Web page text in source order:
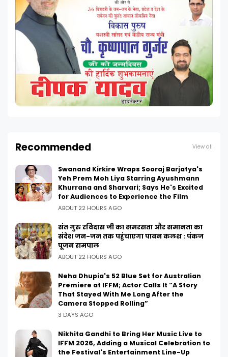
Recommended View all
Swanand Kirkire Wraps Sooraj Barjatya's
Yeh Prem Moh Liya Starring Ayushmann
Khurrana and Sharvari; Says He's Excited
for Audiences to Experience the Film
ABOUT 22 HOURS AGO
संत गुरु रविदास जी का समरसता और समानता का
संदेश जन-जन तक पहुंचाएगा पावन कलश : पंकज
पूजन रामपाल
ABOUT 22 HOURS AGO
Neha Dhupia's 52 Blue Set for Australian
Premiere at IFFM; Actor Calls It “A Story
That Stayed With Me Long After the
Camera Stopped Rolling”
3 DAYS AGO
Nikhita Gandhi to Bring Her Music Live to
IFFM 2026, Adding a Musical Celebration to
the Festival's Entertainment Line-Up